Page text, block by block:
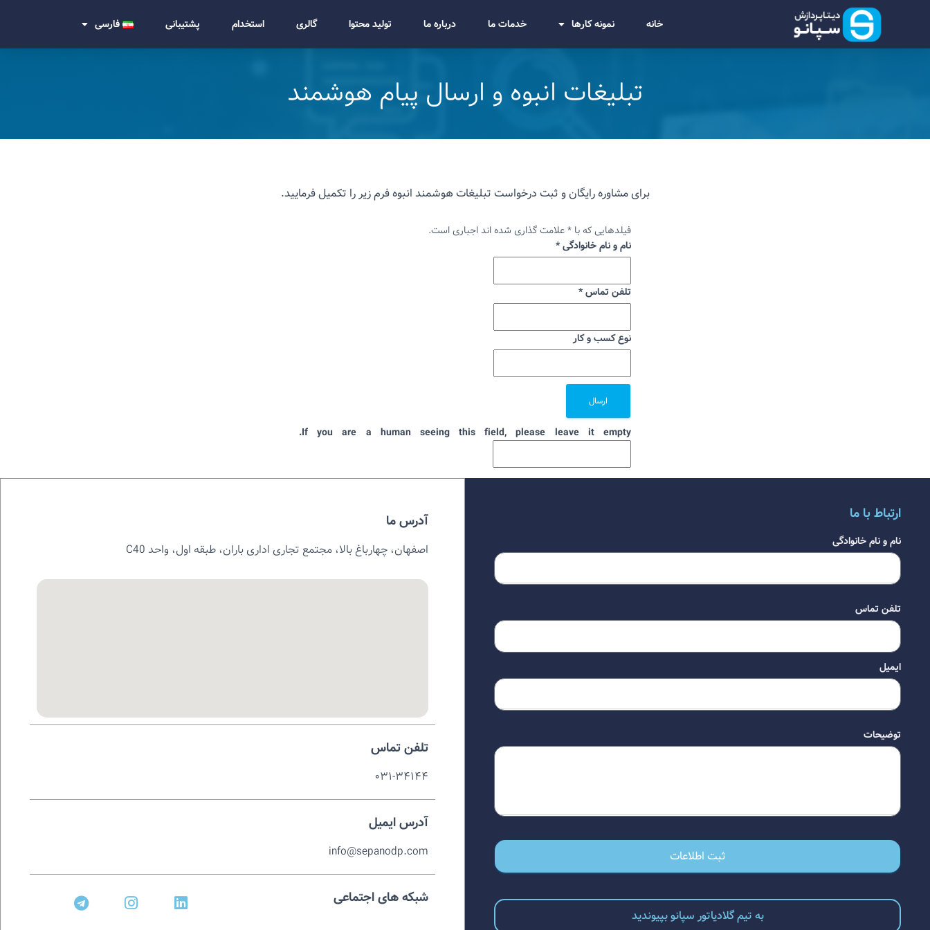
خانه نمونه کارها خدمات ما درباره ما تولید محتوا گالری استخدام پشتیبانی فارسی
تبلیغات انبوه و ارسال پیام هوشمند
برای مشاوره رایگان و ثبت درخواست تبلیغات هوشمند انبوه فرم زیر را تکمیل فرمایید.
فیلدهایی که با * علامت گذاری شده اند اجباری است.
نام و نام خانوادگی*
تلفن تماس*
نوع کسب و کار
If you are a human seeing this field, please leave it empty.
ارتباط با ما
نام و نام خانوادگی
تلفن تماس
ایمیل
توضیحات
ثبت اطلاعات
به تیم گلادیاتور سپانو بپیوندید
آدرس ما
اصفهان، چهارباغ بالا، مجتمع تجاری اداری باران، طبقه اول، واحد C40
تلفن تماس
۰۳۱-۳۴۱۴۴
آدرس ایمیل
info@sepanodp.com
شبکه های اجتماعی